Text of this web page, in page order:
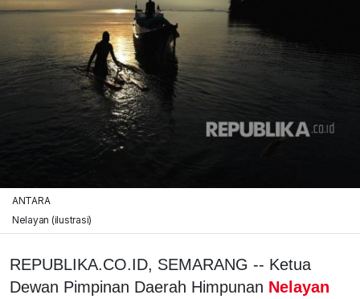
ANTARA
Nelayan (ilustrasi)
REPUBLIKA.CO.ID, SEMARANG -- Ketua
Dewan Pimpinan Daerah Himpunan Nelayan